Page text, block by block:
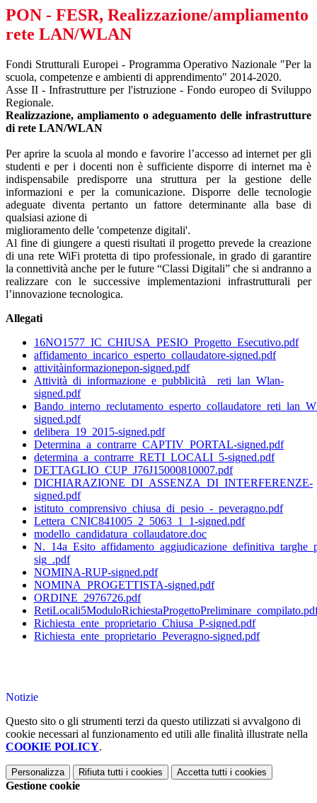
PON - FESR, Realizzazione/ampliamento
rete LAN/WLAN
Fondi Strutturali Europei - Programma Operativo Nazionale "Per la
scuola, competenze e ambienti di apprendimento" 2014-2020.
Asse II - Infrastrutture per l'istruzione - Fondo europeo di Sviluppo
Regionale.
Realizzazione, ampliamento o adeguamento delle infrastrutture
di rete LAN/WLAN
Per aprire la scuola al mondo e favorire l’accesso ad internet per gli
studenti e per i docenti non è sufficiente disporre di internet ma è
indispensabile predisporre una struttura per la gestione delle
informazioni e per la comunicazione. Disporre delle tecnologie
adeguate diventa pertanto un fattore determinante alla base di
qualsiasi azione di
miglioramento delle 'competenze digitali'.
Al fine di giungere a questi risultati il progetto prevede la creazione
di una rete WiFi protetta di tipo professionale, in grado di garantire
la connettività anche per le future “Classi Digitali” che si andranno a
realizzare con le successive implementazioni infrastrutturali per
l’innovazione tecnologica.
Allegati
16NO1577_IC_CHIUSA_PESIO_Progetto_Esecutivo.pdf
affidamento_incarico_esperto_collaudatore-signed.pdf
attivitàinformazionepon-signed.pdf
Attività_di_informazione_e_pubblicità__reti_lan_Wlan-
signed.pdf
signed.pdf
delibera_19_2015-signed.pdf
Determina_a_contrarre_CAPTIV_PORTAL-signed.pdf
determina_a_contrarre_RETI_LOCALI_5-signed.pdf
DETTAGLIO_CUP_J76J15000810007.pdf
DICHIARAZIONE_DI_ASSENZA_DI_INTERFERENZE-
signed.pdf
istituto_comprensivo_chiusa_di_pesio_-_peveragno.pdf
Lettera_CNIC841005_2_5063_1_1-signed.pdf
modello_candidatura_collaudatore.doc
sig_.pdf
NOMINA-RUP-signed.pdf
NOMINA_PROGETTISTA-signed.pdf
ORDINE_2976726.pdf
Richiesta_ente_proprietario_Chiusa_P-signed.pdf
Richiesta_ente_proprietario_Peveragno-signed.pdf
Notizie
Questo sito o gli strumenti terzi da questo utilizzati si avvalgono di
cookie necessari al funzionamento ed utili alle finalità illustrate nella
COOKIE POLICY.
Personalizza Rifiuta tutti i cookies Accetta tutti i cookies
Gestione cookie